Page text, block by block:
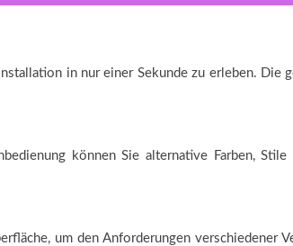
in nur einer Sekunde zu erleben. Die
können Sie alternative Farben,
um den Anforderungen verschiedener